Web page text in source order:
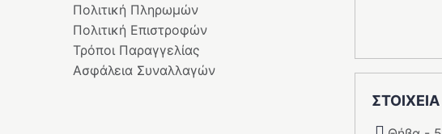
Πολιτική Πληρωμών
Πολιτική Επιστροφών
Τρόποι Παραγγελίας
Ασφάλεια Συναλλαγών